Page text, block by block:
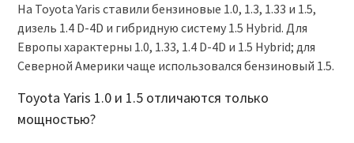
На Toyota Yaris ставили бензиновые 1.0, 1.3, 1.33 и 1.5,
дизель 1.4 D-4D и гибридную систему 1.5 Hybrid. Для
Европы характерны 1.0, 1.33, 1.4 D-4D и 1.5 Hybrid; для
Северной Америки чаще использовался бензиновый 1.5.
Toyota Yaris 1.0 и 1.5 отличаются только
мощностью?